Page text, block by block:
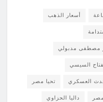
أسعار الذهب
مصطفى مدبولي
السيسي
العسكري تحيا مصر
داليا الحزاوي